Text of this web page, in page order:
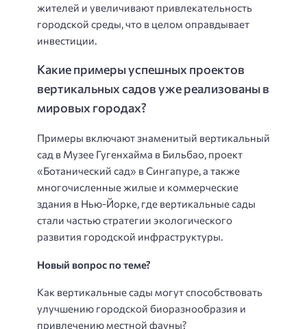
жителей и увеличивают привлекательность
городской среды, что в целом оправдывает
инвестиции.
Какие примеры успешных проектов
вертикальных садов уже реализованы в
мировых городах?
Примеры включают знаменитый вертикальный
сад в Музее Гугенхайма в Бильбао, проект
«Ботанический сад» в Сингапуре, а также
многочисленные жилые и коммерческие
здания в Нью-Йорке, где вертикальные сады
стали частью стратегии экологического
развития городской инфраструктуры.
Новый вопрос по теме?
Как вертикальные сады могут способствовать
улучшению городской биоразнообразия и
привлечению местной фауны?